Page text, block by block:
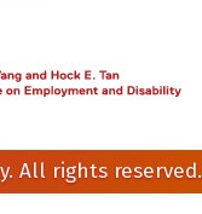
All rights reserved.